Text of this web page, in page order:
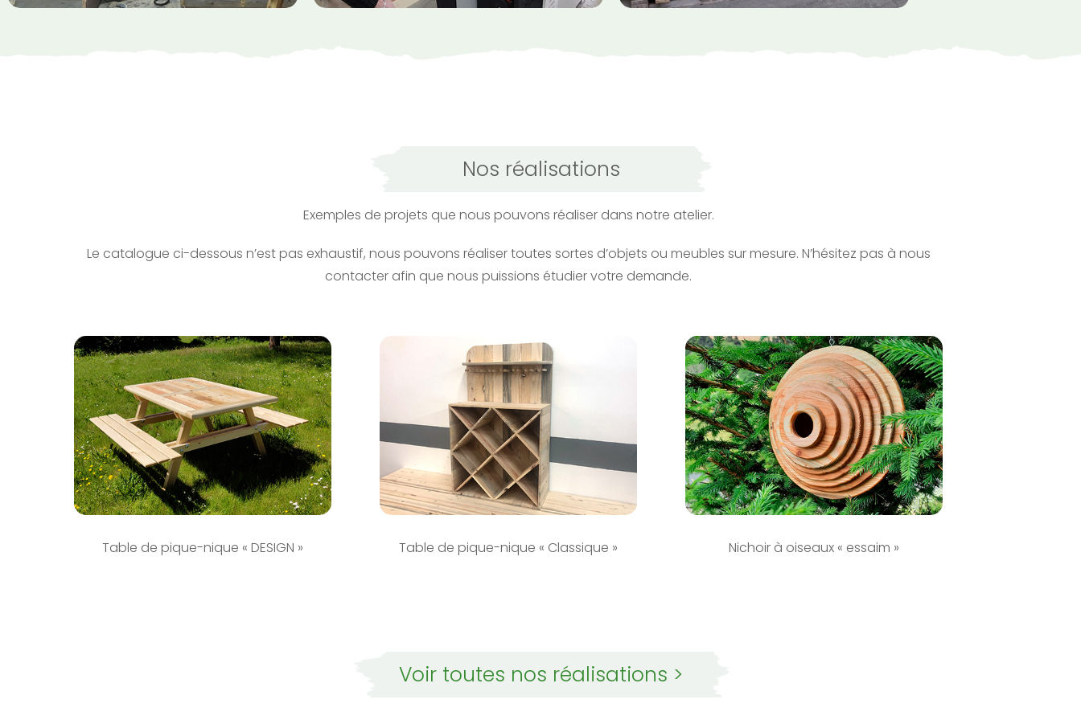
Nos réalisations
Exemples de projets que nous pouvons réaliser dans notre atelier.
Le catalogue ci-dessous n’est pas exhaustif, nous pouvons réaliser toutes sortes d’objets ou meubles sur mesure. N’hésitez pas à nous
contacter afin que nous puissions étudier votre demande.
Table de pique-nique « DESIGN » Table de pique-nique « Classique » Nichoir à oiseaux « essaim »
Voir toutes nos réalisations >